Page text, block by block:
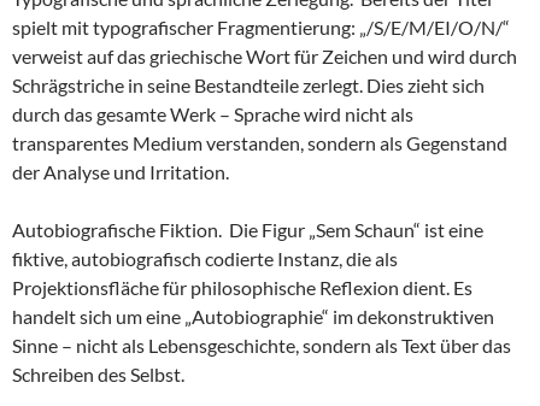
spielt mit typografischer Fragmentierung: „/S/E/M/EI/O/N/“
verweist auf das griechische Wort für Zeichen und wird durch
Schrägstriche in seine Bestandteile zerlegt. Dies zieht sich
durch das gesamte Werk – Sprache wird nicht als
transparentes Medium verstanden, sondern als Gegenstand
der Analyse und Irritation.
Autobiografische Fiktion. Die Figur „Sem Schaun“ ist eine
fiktive, autobiografisch codierte Instanz, die als
Projektionsfläche für philosophische Reflexion dient. Es
handelt sich um eine „Autobiographie“ im dekonstruktiven
Sinne – nicht als Lebensgeschichte, sondern als Text über das
Schreiben des Selbst.